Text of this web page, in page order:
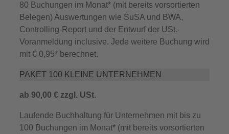
80 Buchungen im Monat* (mit bereits vorsortierten
Belegen) Auswertungen wie SuSA und BWA,
Controlling‐Report und der Entwurf der USt.‐
Voranmeldung inclusive. Jede weitere Buchung wird
mit € 0,95* berechnet.
PAKET 100 KLEINE UNTERNEHMEN
ab 90,00 € zzgl. USt.
Laufende Buchhaltung für Unternehmen mit bis zu
100 Buchungen im Monat* (mit bereits vorsortierten